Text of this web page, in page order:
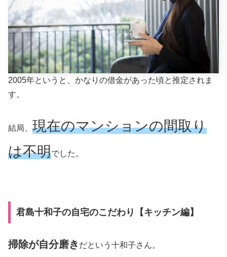
2005年というと、かなりの借金があった頃と推定されま
す。
結局、 現在のマンションの間取り
は不明でした。
君島十和子の自宅のこだわり【キッチン編】
掃除が自分磨き だという十和子さん。